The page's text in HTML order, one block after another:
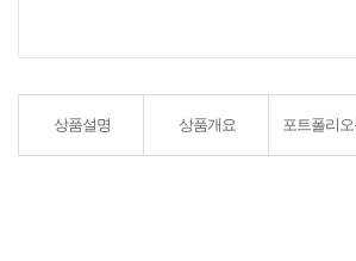
상품설명 상품개요 포트폴리